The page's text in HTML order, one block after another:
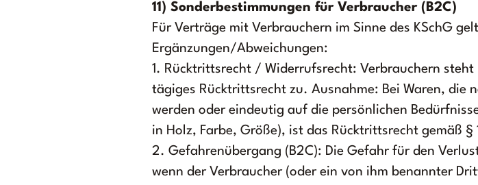
11) Sonderbestimmungen für Verbraucher (B2C)
Für Verträge mit Verbrauchern im Sinne des KSchG
Ergänzungen/Abweichungen:
1. Rücktrittsrecht / Widerrufsrecht: Verbrauchern
tägiges Rücktrittsrecht zu. Ausnahme: Bei Waren, die
werden oder eindeutig auf die persönlichen
in Holz, Farbe, Größe), ist das Rücktrittsrecht gemäß §
2. Gefahrenübergang (B2C): Die Gefahr für den
wenn der Verbraucher (oder ein von ihm benannter